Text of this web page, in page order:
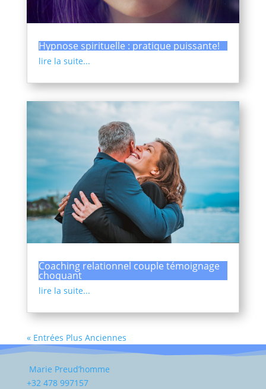
Hypnose spirituelle : pratique puissante!
lire la suite...
Coaching relationnel couple témoignage
choquant
lire la suite...
« Entrées Plus Anciennes
Marie Preud’homme
+32 478 997157